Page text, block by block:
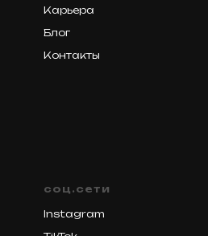
Карьера
Блог
Контакты
cоц.сети
Instagram